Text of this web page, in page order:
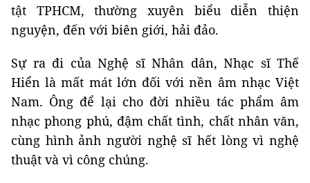
tật TPHCM, thường xuyên biểu diễn thiện
nguyện, đến với biên giới, hải đảo.
Sự ra đi của Nghệ sĩ Nhân dân, Nhạc sĩ Thế
Hiển là mất mát lớn đối với nền âm nhạc Việt
Nam. Ông để lại cho đời nhiều tác phẩm âm
nhạc phong phú, đậm chất tình, chất nhân văn,
cùng hình ảnh người nghệ sĩ hết lòng vì nghệ
thuật và vì công chúng.